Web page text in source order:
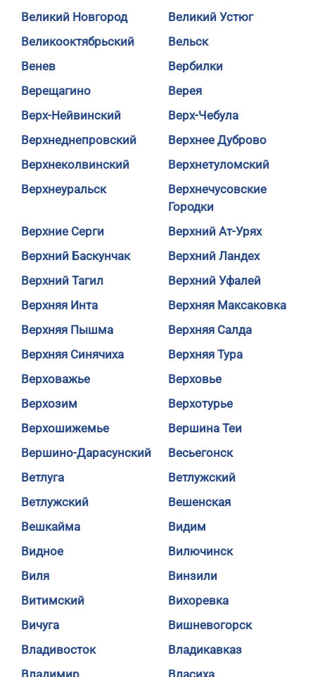
Великий Новгород
Великий Устюг
Великооктябрьский
Вельск
Венев
Вербилки
Верещагино
Верея
Верх-Нейвинский
Верх-Чебула
Верхнеднепровский
Верхнее Дуброво
Верхнеколвинский
Верхнетуломский
Верхнеуральск
Верхнечусовские
Городки
Верхние Серги
Верхний Ат-Урях
Верхний Баскунчак
Верхний Ландех
Верхний Тагил
Верхний Уфалей
Верхняя Инта
Верхняя Максаковка
Верхняя Пышма
Верхняя Салда
Верхняя Синячиха
Верхняя Тура
Верховажье
Верховье
Верхозим
Верхотурье
Верхошижемье
Вершина Теи
Вершино-Дарасунский
Весьегонск
Ветлуга
Ветлужский
Ветлужский
Вешенская
Вешкайма
Видим
Видное
Вилючинск
Виля
Винзили
Витимский
Вихоревка
Вичуга
Вишневогорск
Владивосток
Владикавказ
Владимир
Власиха